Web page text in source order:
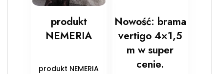
produkt
NEMERIA
produkt NEMERIA
Nowość: brama
vertigo 4×1,5
m w super
cenie.